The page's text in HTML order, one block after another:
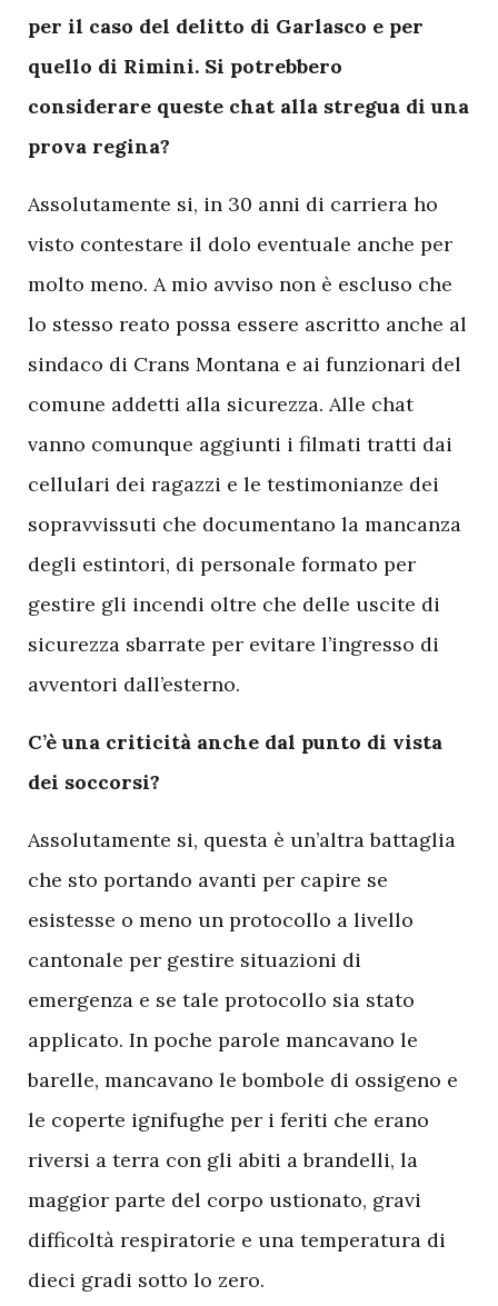
per il caso del delitto di Garlasco e per
quello di Rimini. Si potrebbero
considerare queste chat alla stregua di una
prova regina?
Assolutamente si, in 30 anni di carriera ho
visto contestare il dolo eventuale anche per
molto meno. A mio avviso non è escluso che
lo stesso reato possa essere ascritto anche al
sindaco di Crans Montana e ai funzionari del
comune addetti alla sicurezza. Alle chat
vanno comunque aggiunti i filmati tratti dai
cellulari dei ragazzi e le testimonianze dei
sopravvissuti che documentano la mancanza
degli estintori, di personale formato per
gestire gli incendi oltre che delle uscite di
sicurezza sbarrate per evitare l’ingresso di
avventori dall’esterno.
C’è una criticità anche dal punto di vista
dei soccorsi?
Assolutamente si, questa è un’altra battaglia
che sto portando avanti per capire se
esistesse o meno un protocollo a livello
cantonale per gestire situazioni di
emergenza e se tale protocollo sia stato
applicato. In poche parole mancavano le
barelle, mancavano le bombole di ossigeno e
le coperte ignifughe per i feriti che erano
riversi a terra con gli abiti a brandelli, la
maggior parte del corpo ustionato, gravi
difficoltà respiratorie e una temperatura di
dieci gradi sotto lo zero.